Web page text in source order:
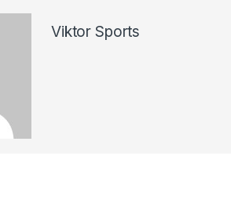
Viktor Sports